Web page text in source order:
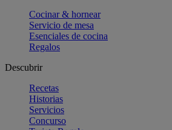
Cocinar & hornear
Servicio de mesa
Esenciales de cocina
Regalos
Descubrir
Recetas
Historias
Servicios
Concurso